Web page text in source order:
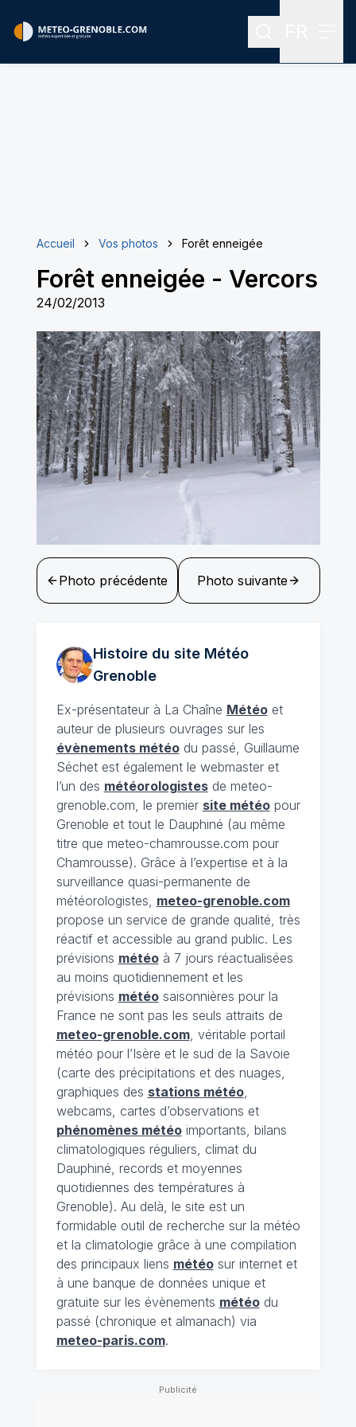
Rechercher
Accueil Vos photos Forêt enneigée
Forêt enneigée - Vercors
24/02/2013
Photo précédente Photo suivante
Histoire du site Météo
Grenoble
Ex-présentateur à La Chaîne Météoet
auteur de plusieurs ouvrages sur les
évènements météodu passé, Guillaume
Séchet est également le webmaster et
l’un des météorologistesde meteo-
grenoble.com, le premier site météopour
Grenoble et tout le Dauphiné (au même
titre que meteo-chamrousse.com pour
Chamrousse). Grâce à l’expertise et à la
surveillance quasi-permanente de
météorologistes, meteo-grenoble.com
propose un service de grande qualité, très
réactif et accessible au grand public. Les
prévisions météoà 7 jours réactualisées
au moins quotidiennement et les
prévisions météosaisonnières pour la
France ne sont pas les seuls attraits de
meteo-grenoble.com, véritable portail
météo pour l’Isère et le sud de la Savoie
(carte des précipitations et des nuages,
graphiques des stations météo,
webcams, cartes d’observations et
phénomènes météoimportants, bilans
climatologiques réguliers, climat du
Dauphiné, records et moyennes
quotidiennes des températures à
Grenoble). Au delà, le site est un
formidable outil de recherche sur la météo
et la climatologie grâce à une compilation
des principaux liens météosur internet et
à une banque de données unique et
gratuite sur les évènements météodu
passé (chronique et almanach) via
meteo-paris.com.